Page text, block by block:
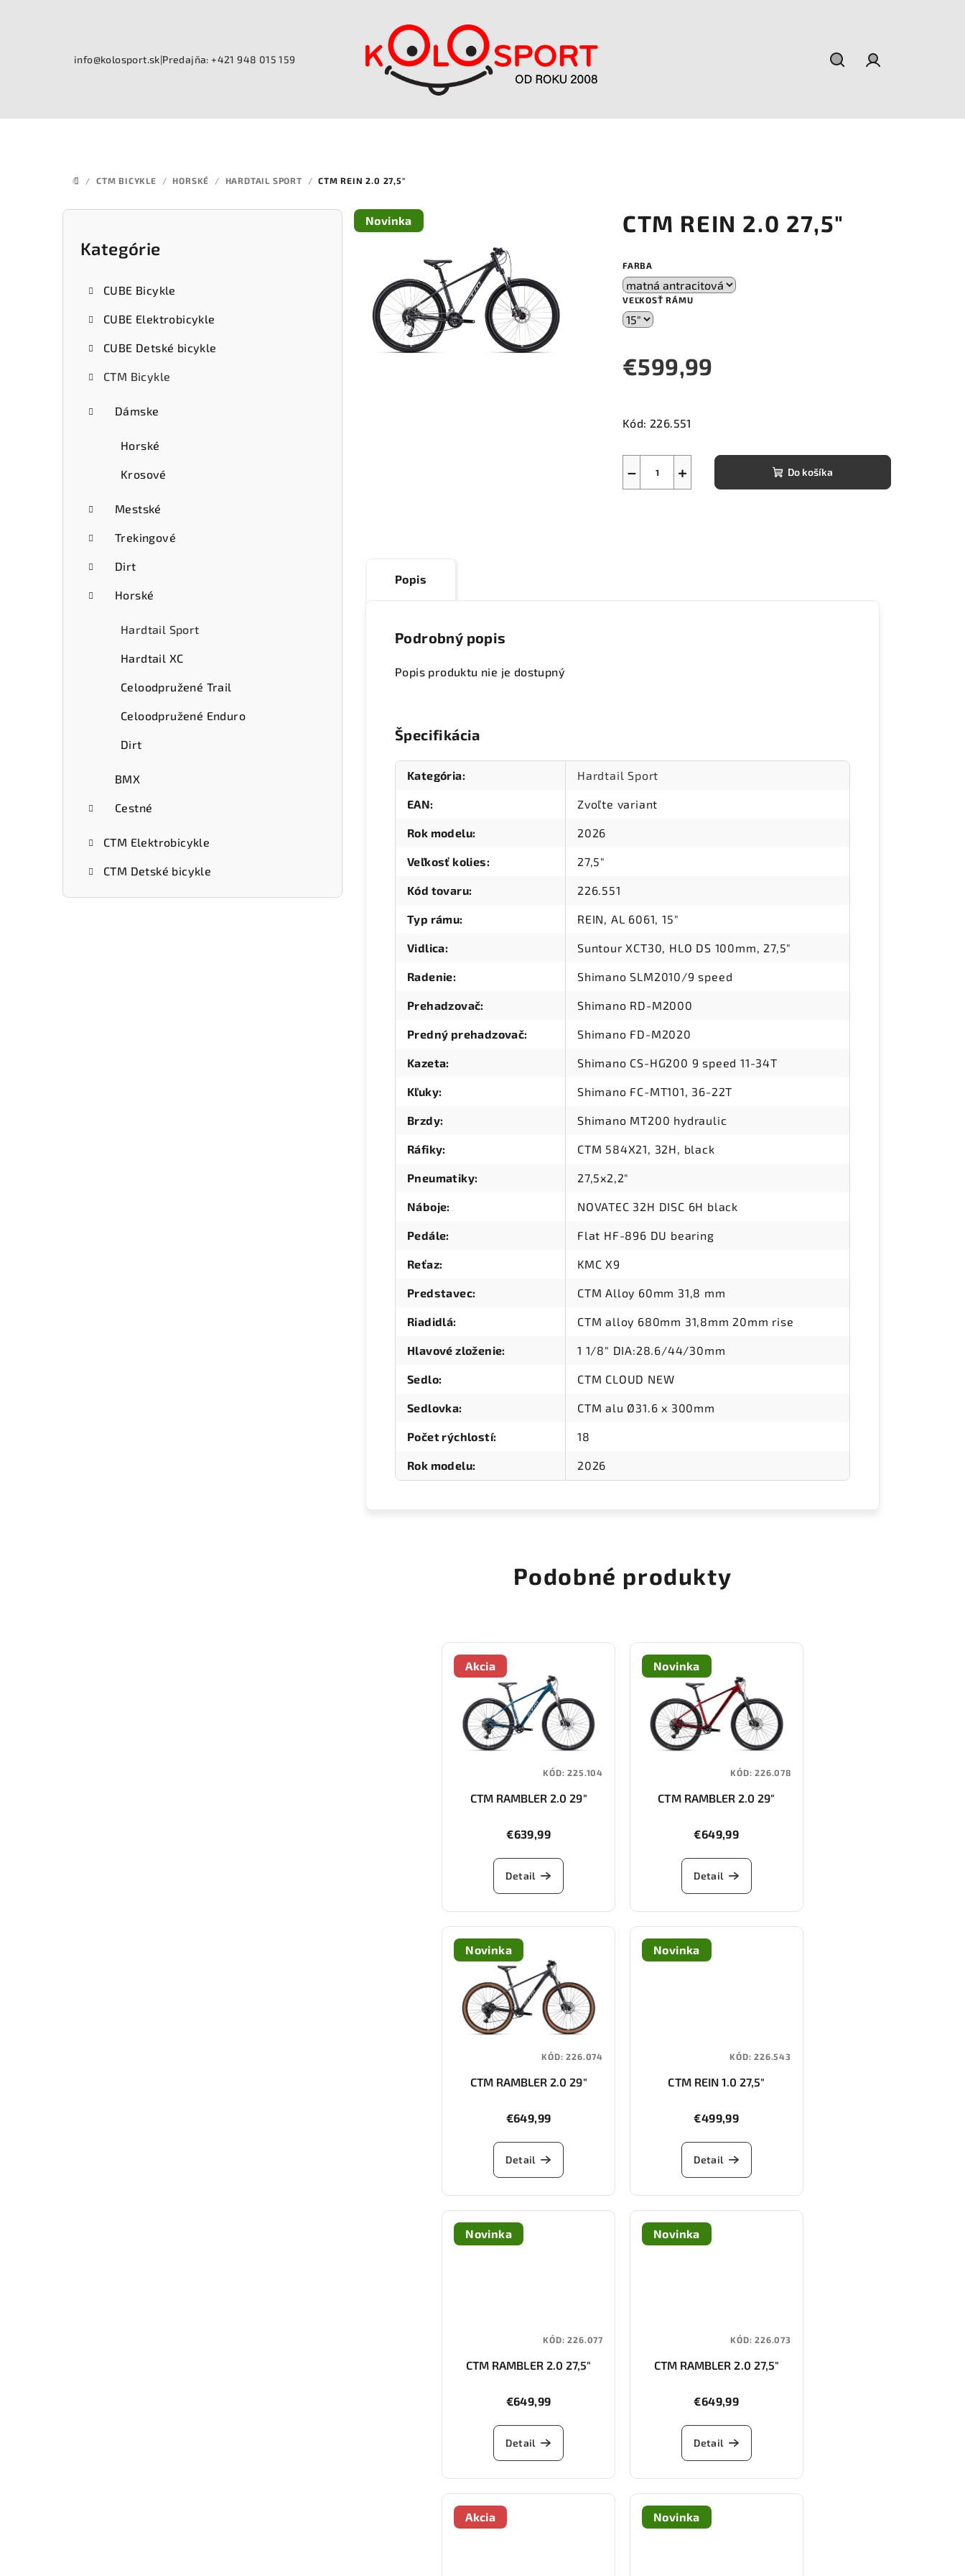
info@kolosport.sk|Predajňa: +421 948 015 159
DOMOV
/ CTM BICYKLE / HORSKÉ / HARDTAIL SPORT / CTM REIN 2.0 27,5"
Preskočiť
Kategórie
CUBE Bicykle
CUBE Elektrobicykle
CUBE Detské bicykle
CTM Bicykle
Dámske
Horské
Krosové
Mestské
Trekingové
Dirt
Horské
Hardtail Sport
Hardtail XC
Celoodpružené Trail
Celoodpružené Enduro
Dirt
BMX
Cestné
CTM Elektrobicykle
CTM Detské bicykle
CTM REIN 2.0 27,5"
FARBA
VEĽKOSŤ RÁMU
€599,99
cena:
Kód: 226.551
+
− Do košíka
Novinka
Popis
Podrobný popis
Popis produktu nie je dostupný
Špecifikácia
Kategória: Hardtail Sport
EAN: Zvoľte variant
Rok modelu: 2026
Veľkosť kolies: 27,5"
Kód tovaru: 226.551
Typ rámu: REIN, AL 6061, 15"
Vidlica: Suntour XCT30, HLO DS 100mm, 27,5"
Radenie: Shimano SLM2010/9 speed
Prehadzovač: Shimano RD-M2000
Predný prehadzovač: Shimano FD-M2020
Kazeta: Shimano CS-HG200 9 speed 11-34T
Kľuky: Shimano FC-MT101, 36-22T
Brzdy: Shimano MT200 hydraulic
Ráfiky: CTM 584X21, 32H, black
Pneumatiky: 27,5x2,2"
Náboje: NOVATEC 32H DISC 6H black
Pedále: Flat HF-896 DU bearing
Reťaz: KMC X9
Predstavec: CTM Alloy 60mm 31,8 mm
Riadidlá: CTM alloy 680mm 31,8mm 20mm rise
Hlavové zloženie: 1 1/8" DIA:28.6/44/30mm
Sedlo: CTM CLOUD NEW
Sedlovka: CTM alu Ø31.6 x 300mm
Počet rýchlostí: 18
Rok modelu: 2026
Podobné produkty
Akcia
CTM RAMBLER 2.0 29"
€639,99
Detail
KÓD:225.104
Novinka
CTM RAMBLER 2.0 29"
€649,99
Detail
KÓD:226.078
Novinka
CTM RAMBLER 2.0 29"
€649,99
Detail
KÓD:226.074
Novinka
CTM REIN 1.0 27,5"
€499,99
Detail
KÓD:226.543
Novinka
CTM RAMBLER 2.0 27,5"
€649,99
Detail
KÓD:226.077
Novinka
CTM RAMBLER 2.0 27,5"
€649,99
Detail
KÓD:226.073
Akcia Novinka